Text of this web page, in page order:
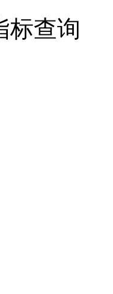
标查询